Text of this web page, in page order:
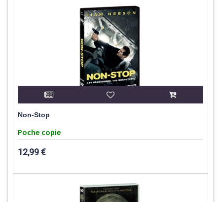
Non-Stop
Poche copie
12,99 €